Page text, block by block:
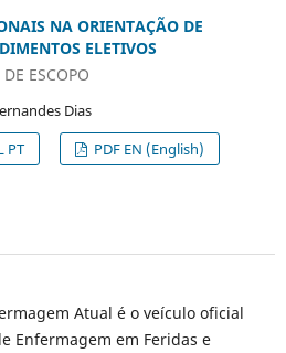
NA ORIENTAÇÃO DE
ELETIVOS
ESCOPO
Dias
PT
PDF EN (English)
Atual é o veículo oficial
Enfermagem em Feridas e